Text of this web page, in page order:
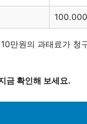
만원의 과태료가 청
금 확인해 보세요.